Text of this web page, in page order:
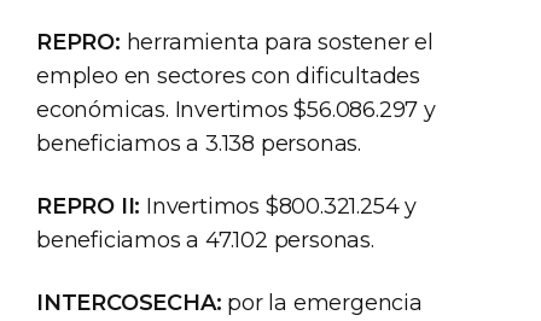
REPRO: herramienta para sostener el
empleo en sectores con dificultades
económicas. Invertimos $56.086.297 y
beneficiamos a 3.138 personas.
REPRO II: Invertimos $800.321.254 y
beneficiamos a 47.102 personas.
INTERCOSECHA: por la emergencia